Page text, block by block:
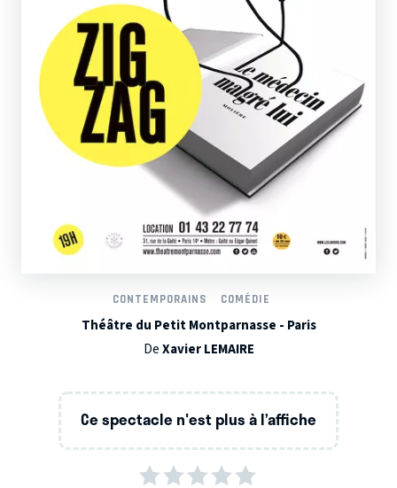
CONTEMPORAINS COMÉDIE
Théâtre du Petit Montparnasse - Paris
DeXavier LEMAIRE
Ce spectacle n'est plus à l’affiche